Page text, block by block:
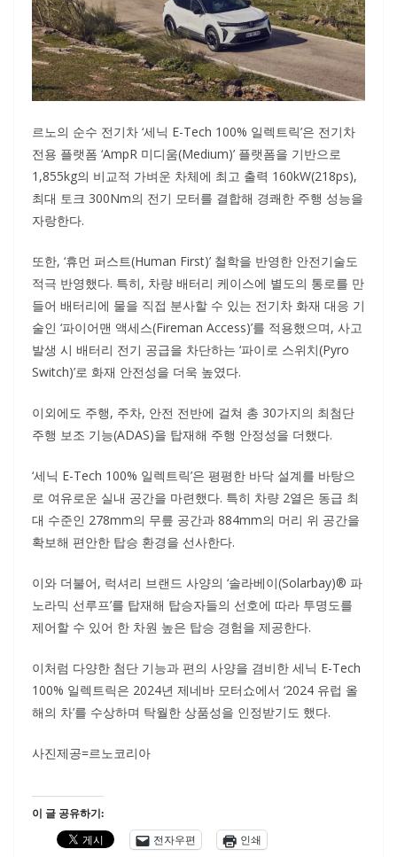
르노의 순수 전기차 ‘세닉 E-Tech 100% 일렉트릭’은 전기차
전용 플랫폼 ‘AmpR 미디움(Medium)’ 플랫폼을 기반으로
1,855kg의 비교적 가벼운 차체에 최고 출력 160kW(218ps),
최대 토크 300Nm의 전기 모터를 결합해 경쾌한 주행 성능을
자랑한다.
또한, ‘휴먼 퍼스트(Human First)’ 철학을 반영한 안전기술도
적극 반영했다. 특히, 차량 배터리 케이스에 별도의 통로를 만
들어 배터리에 물을 직접 분사할 수 있는 전기차 화재 대응 기
술인 ‘파이어맨 액세스(Fireman Access)’를 적용했으며, 사고
발생 시 배터리 전기 공급을 차단하는 ‘파이로 스위치(Pyro
Switch)’로 화재 안전성을 더욱 높였다.
이외에도 주행, 주차, 안전 전반에 걸쳐 총 30가지의 최첨단
주행 보조 기능(ADAS)을 탑재해 주행 안정성을 더했다.
‘세닉 E-Tech 100% 일렉트릭’은 평평한 바닥 설계를 바탕으
로 여유로운 실내 공간을 마련했다. 특히 차량 2열은 동급 최
대 수준인 278mm의 무릎 공간과 884mm의 머리 위 공간을
확보해 편안한 탑승 환경을 선사한다.
이와 더불어, 럭셔리 브랜드 사양의 ‘솔라베이(Solarbay)® 파
노라믹 선루프’를 탑재해 탑승자들의 선호에 따라 투명도를
제어할 수 있어 한 차원 높은 탑승 경험을 제공한다.
이처럼 다양한 첨단 기능과 편의 사양을 겸비한 세닉 E-Tech
100% 일렉트릭은 2024년 제네바 모터쇼에서 ‘2024 유럽 올
해의 차’를 수상하며 탁월한 상품성을 인정받기도 했다.
사진제공=르노코리아
이 글 공유하기:
전자우편
인쇄